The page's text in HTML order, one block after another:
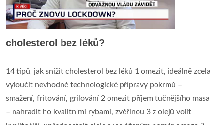
cholesterol bez léků?
14 tipů, jak snížit cholesterol bez léků 1 omezit, ideálně zcela
vyloučit nevhodné technologické přípravy pokrmů –
smažení, fritování, grilování 2 omezit příjem tučnějšího masa
– nahradit ho kvalitními rybami, zvěřinou 3 z olejů volit